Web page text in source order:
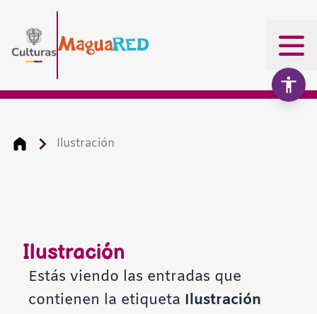
Ilustración
Ilustración
Estás viendo las entradas que
contienen la etiqueta Ilustración
Alto contraste